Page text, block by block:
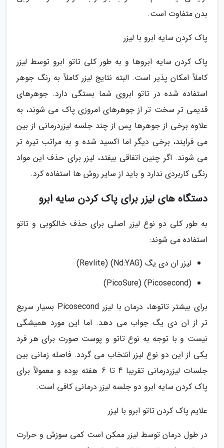
بدن متفاوت است.
پاک کردن سایه ابرو با لیزر
پاک کردن سایه ابروها و به طور کلی تاتو ابرو توسط لیزر
کاملاً امکان پذیر است. البته نتایج لیزر کاملاً به رنگ جوهر
استفاده شده در تاتو ابروی شما بستگی دارد. جوهرهای
قدیمی تر سخت تر از جوهرهای امروزی پاک می شوند، به
علاوه برخی از جوهرها پس از چند جلسه لیزردرمانی از بین
می فرایند، برخی دیگر اما اکسید شده و به مراتب تیره تر
می شوند. اگر چنین اتفاقی بیفتد، لیزر برای حذف این مواد
رنگی کاربردی ندارد و باید از سایر روش ها استفاده کرد.
دستگاه های لیزر برای پاک کردن سایه ابرو
به طور کلی دو نوع لیزر اصلی برای حذف خالکوبی و تاتو
استفاده می شوند:
لیزر ان دی یگ (Nd:YAG) (Revlite)
(Picosecond) (PicoSure)
برای بیشتر تاتوها، درمان با لیزر Picosecond بسیار سریع
تر از ان دی یگ جواب می دهد. اما این مورد همیشگی
نیست و با توجه به نوع تاتو و پوست صورت برای هر فرد
یکی از این دو نوع لیزر انتخاب می گردد. فاصله زمانی بین
جلسات لیزردرمانی تقریبا 4 تا 6 هفته بوده و معمولاً برای
پاک کردن سایه ابرو دو جلسه لیزر درمانی کافی است.
علایم پاک کردن تاتو ابرو با لیزر
در طول درمان توسط لیزر ممکن است کمی سوزش و حرارت